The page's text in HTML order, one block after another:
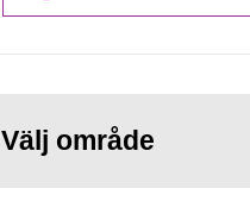
Välj område